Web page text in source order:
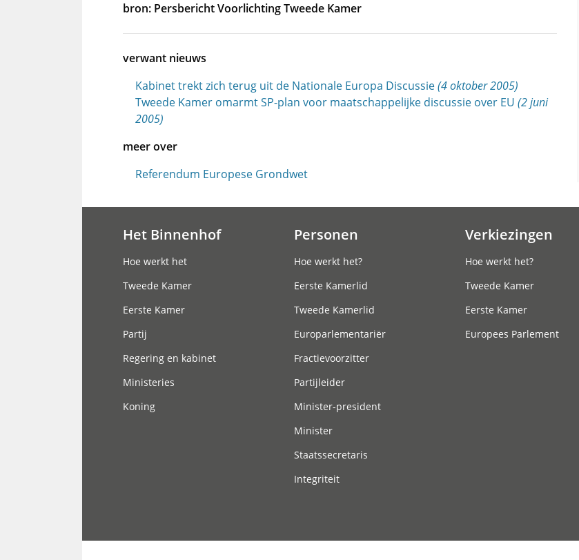
bron: Persbericht Voorlichting Tweede Kamer
verwant nieuws
Kabinet trekt zich terug uit de Nationale Europa Discussie(4 oktober 2005)
Tweede Kamer omarmt SP-plan voor maatschappelijke discussie over EU (2 juni
2005)
meer over
Referendum Europese Grondwet
Het Binnenhof
Hoe werkt het
Tweede Kamer
Eerste Kamer
Partij
Regering en kabinet
Ministeries
Koning
Personen
Hoe werkt het?
Eerste Kamerlid
Tweede Kamerlid
Europarlementariër
Fractievoorzitter
Partijleider
Minister-president
Minister
Staatssecretaris
Integriteit
Verkiezingen
Hoe werkt het?
Tweede Kamer
Eerste Kamer
Europees Parlement